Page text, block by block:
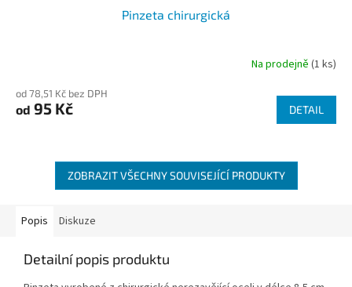
Pinzeta chirurgická
Na prodejně (1 ks)
od 78,51 Kč bez DPH
od 95 Kč DETAIL
ZOBRAZIT VŠECHNY SOUVISEJÍCÍ PRODUKTY
Popis Diskuze
Detailní popis produktu